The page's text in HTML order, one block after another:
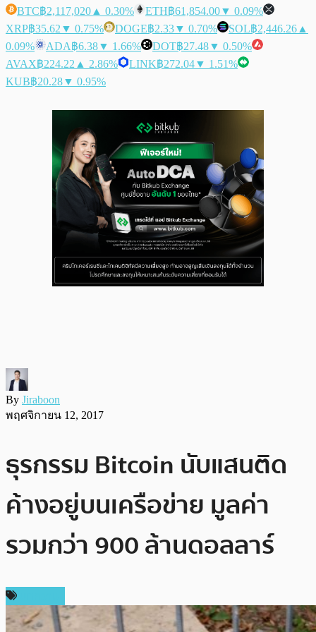
BTC฿2,117,020 ▲ 0.30% ETH฿61,854.00▼ 0.09%
XRP฿35.62 ▼ 0.75% DOGE฿2.33▼ 0.70% SOL฿2,446.26 ▲
0.09%
ADA฿6.38▼ 1.66% DOT฿27.48▼ 0.50%
AVAX฿224.22 ▲ 2.86% LINK฿272.04▼ 1.51%
KUB฿20.28▼ 0.95%
By Jiraboon
พฤศจิกายน 12, 2017
ธุรกรรม Bitcoin นับแสนติด
ค้างอยู่บนเครือข่าย มูลค่า
รวมกว่า 900 ล้านดอลลาร์